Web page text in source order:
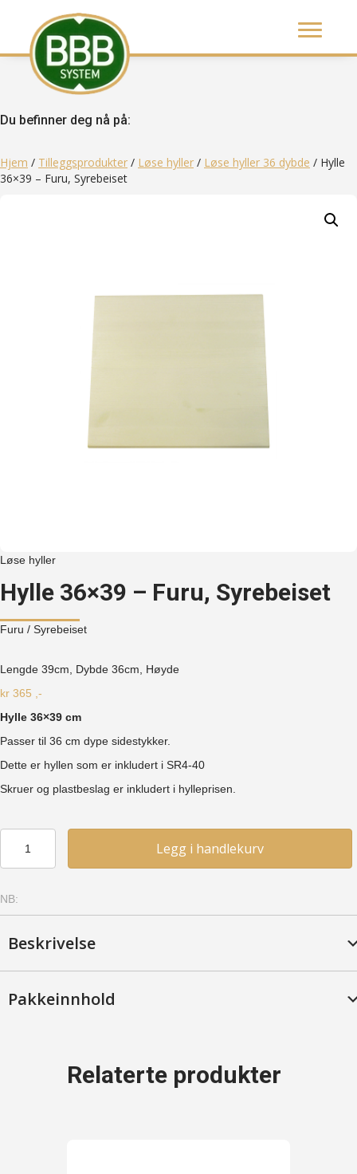
Du befinner deg nå på:
Hjem / Tilleggsprodukter / Løse hyller / Løse hyller 36 dybde / Hylle
36×39 – Furu, Syrebeiset
Løse hyller
Hylle 36×39 – Furu, Syrebeiset
Furu / Syrebeiset
Lengde 39cm, Dybde 36cm, Høyde
kr 365 ,-
Hylle 36×39 cm
Passer til 36 cm dype sidestykker.
Dette er hyllen som er inkludert i SR4-40
Skruer og plastbeslag er inkludert i hylleprisen.
36x39
-
Syrebeiset
antall
Legg i handlekurv
NB:
Beskrivelse
Pakkeinnhold
Relaterte produkter